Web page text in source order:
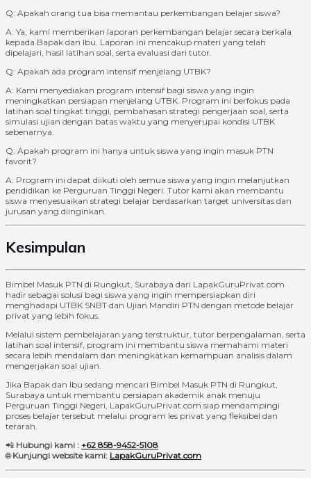
Q: Apakah orang tua bisa memantau perkembangan belajar siswa?
A: Ya, kami memberikan laporan perkembangan belajar secara berkala
kepada Bapak dan Ibu. Laporan ini mencakup materi yang telah
dipelajari, hasil latihan soal, serta evaluasi dari tutor.
Q: Apakah ada program intensif menjelang UTBK?
A: Kami menyediakan program intensif bagi siswa yang ingin
meningkatkan persiapan menjelang UTBK. Program ini berfokus pada
latihan soal tingkat tinggi, pembahasan strategi pengerjaan soal, serta
simulasi ujian dengan batas waktu yang menyerupai kondisi UTBK
sebenarnya.
Q: Apakah program ini hanya untuk siswa yang ingin masuk PTN
favorit?
A: Program ini dapat diikuti oleh semua siswa yang ingin melanjutkan
pendidikan ke Perguruan Tinggi Negeri. Tutor kami akan membantu
siswa menyesuaikan strategi belajar berdasarkan target universitas dan
jurusan yang diinginkan.
Kesimpulan
Bimbel Masuk PTN di Rungkut, Surabaya dari LapakGuruPrivat.com
hadir sebagai solusi bagi siswa yang ingin mempersiapkan diri
menghadapi UTBK SNBT dan Ujian Mandiri PTN dengan metode belajar
privat yang lebih fokus.
Melalui sistem pembelajaran yang terstruktur, tutor berpengalaman, serta
latihan soal intensif, program ini membantu siswa memahami materi
secara lebih mendalam dan meningkatkan kemampuan analisis dalam
mengerjakan soal ujian.
Jika Bapak dan Ibu sedang mencari Bimbel Masuk PTN di Rungkut,
Surabaya untuk membantu persiapan akademik anak menuju
Perguruan Tinggi Negeri, LapakGuruPrivat.com siap mendampingi
proses belajar tersebut melalui program les privat yang fleksibel dan
terarah.
📲 Hubungi kami : +62 858-9452-5108
🌐Kunjungi website kami: LapakGuruPrivat.com